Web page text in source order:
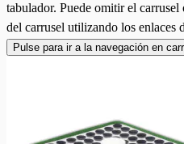
tabulador. Puede omitir el
del carrusel utilizando los enlaces
Pulse para ir a la navegación en